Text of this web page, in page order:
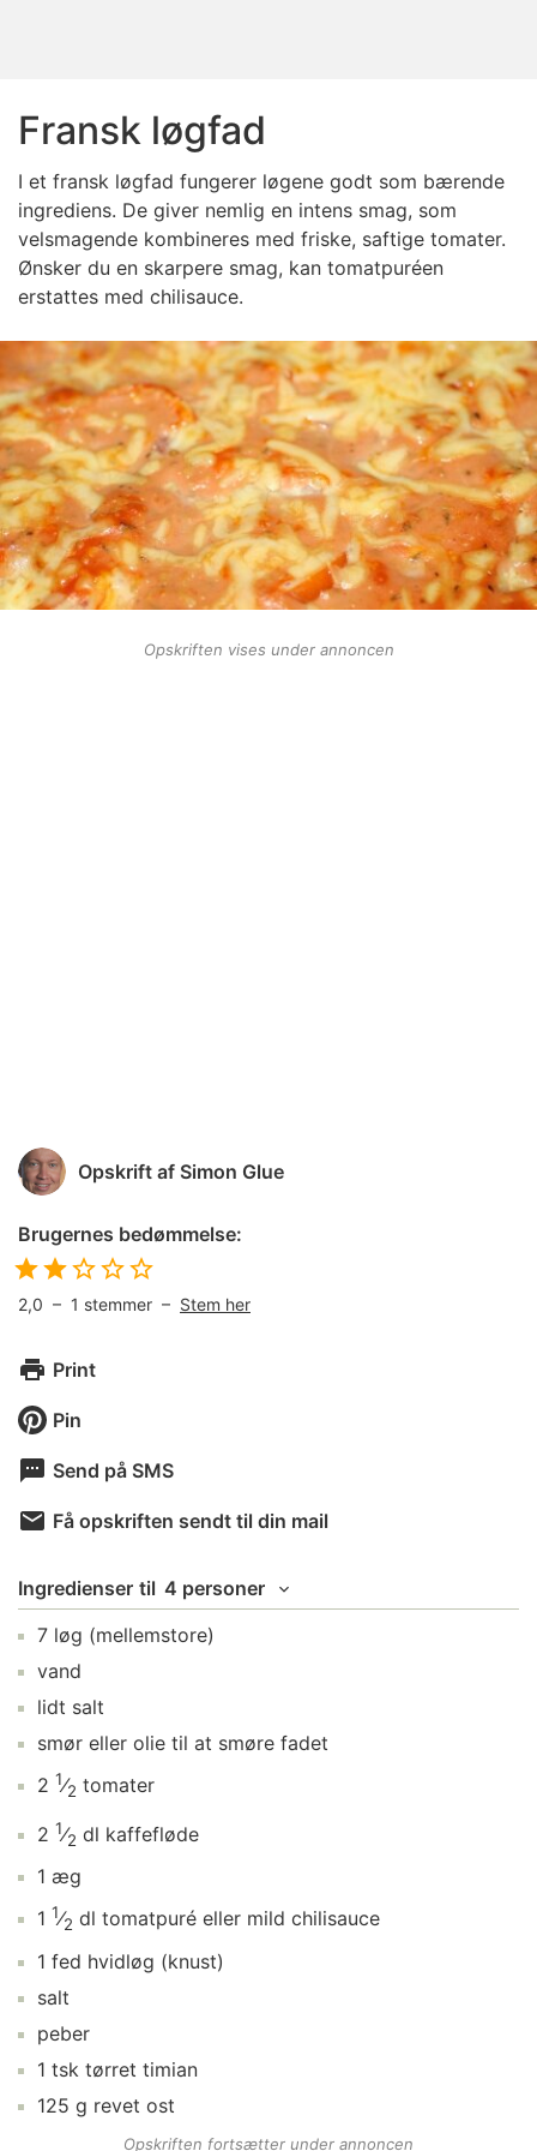
Fransk løgfad
I et fransk løgfad fungerer løgene godt som bærende
ingrediens. De giver nemlig en intens smag, som
velsmagende kombineres med friske, saftige tomater.
Ønsker du en skarpere smag, kan tomatpuréen
erstattes med chilisauce.
Opskriften vises under annoncen
Opskrift af Simon Glue
Brugernes bedømmelse:
2,0 – 1 stemmer – Stem her
Print
Pin
Send på SMS
Få opskriften sendt til din mail
Ingredienser til 4 personer
7 løg (mellemstore)
vand
lidt salt
smør eller olie til at smøre fadet
2 1⁄2 tomater
2 1⁄2 dl kaffefløde
1 æg
1 1⁄2 dl tomatpuré eller mild chilisauce
1 fed hvidløg (knust)
salt
peber
1 tsk tørret timian
125 g revet ost
Opskriften fortsætter under annoncen